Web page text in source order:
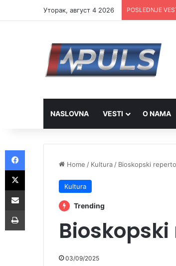
Уторак, август 4 2026 POSLEDNJE
NASLOVNA VESTI O NAMA
Home / Kultura / Bioskopski
Kultura
Trending
03/09/2025
Facebook
X
Share via Email